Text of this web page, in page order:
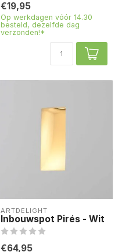
€19,95
Op werkdagen vóór 14.30
besteld, dezelfde dag
verzonden!*
ARTDELIGHT
Inbouwspot Pirés - Wit
€64,95